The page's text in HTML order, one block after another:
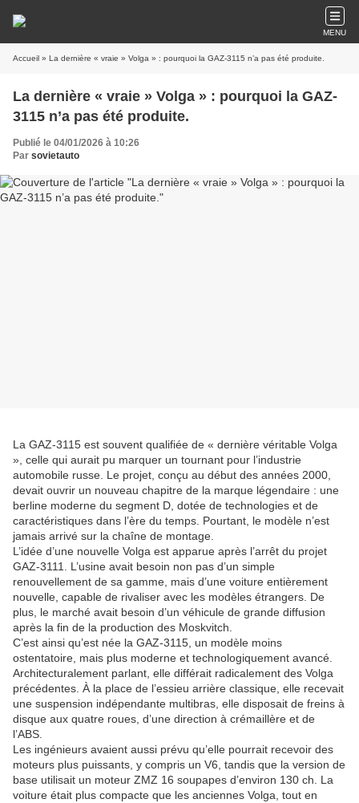
MENU
Accueil » La dernière « vraie » Volga » : pourquoi la GAZ-3115 n’a pas été produite.
La dernière « vraie » Volga » : pourquoi la GAZ-
3115 n’a pas été produite.
Publié le 04/01/2026 à 10:26
Par sovietauto
La GAZ-3115 est souvent qualifiée de « dernière véritable Volga
», celle qui aurait pu marquer un tournant pour l’industrie
automobile russe. Le projet, conçu au début des années 2000,
devait ouvrir un nouveau chapitre de la marque légendaire : une
berline moderne du segment D, dotée de technologies et de
caractéristiques dans l’ère du temps. Pourtant, le modèle n’est
jamais arrivé sur la chaîne de montage.
L’idée d’une nouvelle Volga est apparue après l’arrêt du projet
GAZ-3111. L’usine avait besoin non pas d’un simple
renouvellement de sa gamme, mais d’une voiture entièrement
nouvelle, capable de rivaliser avec les modèles étrangers. De
plus, le marché avait besoin d’un véhicule de grande diffusion
après la fin de la production des Moskvitch.
C’est ainsi qu’est née la GAZ-3115, un modèle moins
ostentatoire, mais plus moderne et technologiquement avancé.
Architecturalement parlant, elle différait radicalement des Volga
précédentes. À la place de l’essieu arrière classique, elle recevait
une suspension indépendante multibras, elle disposait de freins à
disque aux quatre roues, d’une direction à crémaillère et de
l’ABS.
Les ingénieurs avaient aussi prévu qu’elle pourrait recevoir des
moteurs plus puissants, y compris un V6, tandis que la version de
base utilisait un moteur ZMZ 16 soupapes d’environ 130 ch. La
voiture était plus compacte que les anciennes Volga, tout en